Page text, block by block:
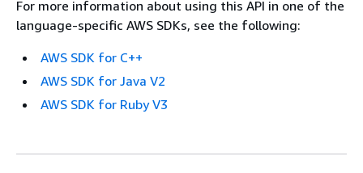
For more information about using this API in one of the
language-specific AWS SDKs, see the following:
AWS SDK for C++
AWS SDK for Java V2
AWS SDK for Ruby V3